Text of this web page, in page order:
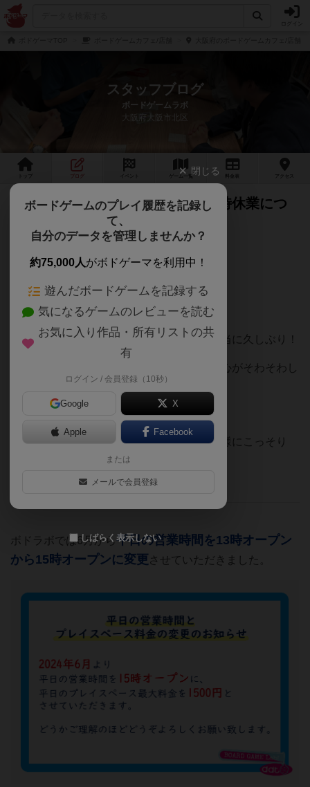
スタッフブログ
ボードゲームラボ
大阪府大阪市北区
ゲーム 一覧 料金 アクセス
平日の営業時間の変更や最近の臨時休業につ
ボドラボてんちょーのちむです。
お店として、ではないこういうブログは本当に久しぶり！
どんな感じで書いていたかな、となんだか心がそわそわし
ながら書いています。
早速ではありますが表題の件について、皆様にこっそり
(？)お知らせしておきたいな、と思い
今日はブログを書くことにしました。
ボドラボでは6月から平日の営業時間を13時オープン
から15時オープンに変更 させていただきました。
閉じる
ボードゲームのプレイ履歴を記録し
て、
自分のデータを管理しませんか？
約75,000人がボドゲーマを利用中！
遊んだボードゲームを記録する
気になるゲームのレビューを読む
お気に入り作品・所有リストの共
有
ログイン / 会員登録（10秒）
Google X
Apple Facebook
または
メールで会員登録
しばらく表示しない